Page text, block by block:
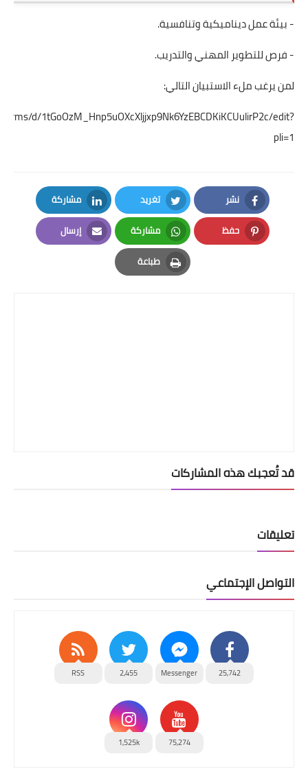
- بيئة عمل ديناميكية وتنافسية.
- فرص للتطوير المهني والتدريب.
لمن يرغب ملء الاستبيان التالي:
d/1tGoOzM_Hnp5uOXcXljjxp9Nk6YzEBCDKiKCUulirP2c/edit?
pli=1
نشر
Facebook
تغريد
Twitter
مشاركة
LinkedIn
حفظ
Pinterest
مشاركة
Whatsapp
إرسال
Email
طباعة
Print
قد تُعجبك هذه المشاركات
تعليقات
التواصل الإجتماعي
25,742
Messenger
2,455
RSS
75,274
1,525k